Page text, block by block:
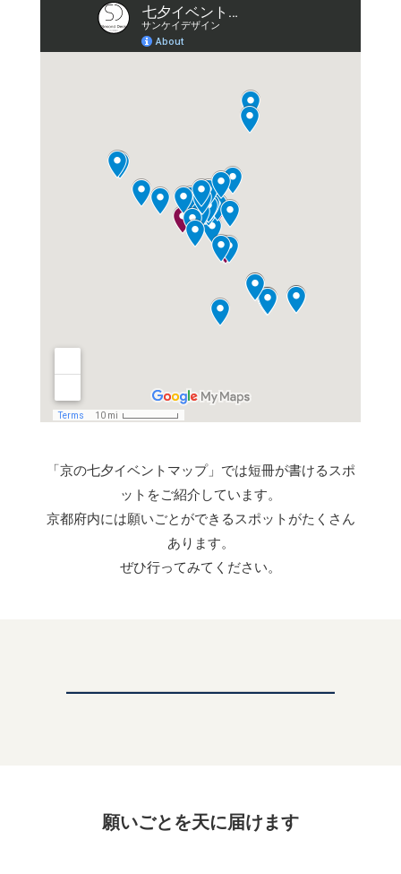
「京の七夕イベントマップ」では短冊が書けるスポ
ットをご紹介しています。
京都府内には願いごとができるスポットがたくさん
あります。
ぜひ行ってみてください。
願いごとを天に届けます